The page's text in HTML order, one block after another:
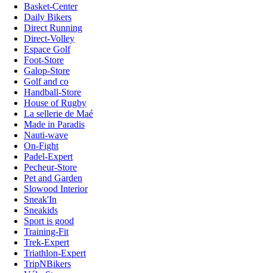
Basket-Center
Daily Bikers
Direct Running
Direct-Volley
Espace Golf
Foot-Store
Galop-Store
Golf and co
Handball-Store
House of Rugby
La sellerie de Maé
Made in Paradis
Nauti-wave
On-Fight
Padel-Expert
Pecheur-Store
Pet and Garden
Slowood Interior
Sneak'In
Sneakids
Sport is good
Training-Fit
Trek-Expert
Triathlon-Expert
TripNBikers